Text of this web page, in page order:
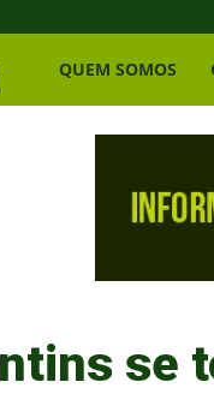
Bico
QUEM SOMOS
se